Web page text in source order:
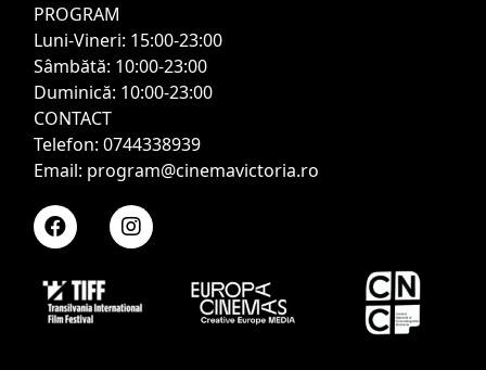
PROGRAM
Luni-Vineri: 15:00-23:00
Sâmbătă: 10:00-23:00
Duminică: 10:00-23:00
CONTACT
Telefon: 0744338939
Email: program@cinemavictoria.ro